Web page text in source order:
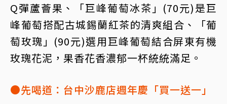
Q彈蘆薈果、「巨峰葡萄冰茶」(70元)是巨
峰葡萄搭配古城錫蘭紅茶的清爽組合、「葡
萄玫瑰」(90元)選用巨峰葡萄結合屏東有機
玫瑰花泥，果香花香濃郁一杯統統滿足。
●先喝道：台中沙鹿店週年慶「買一送一」